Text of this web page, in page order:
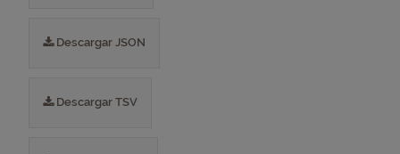
Descargar JSON
Descargar TSV